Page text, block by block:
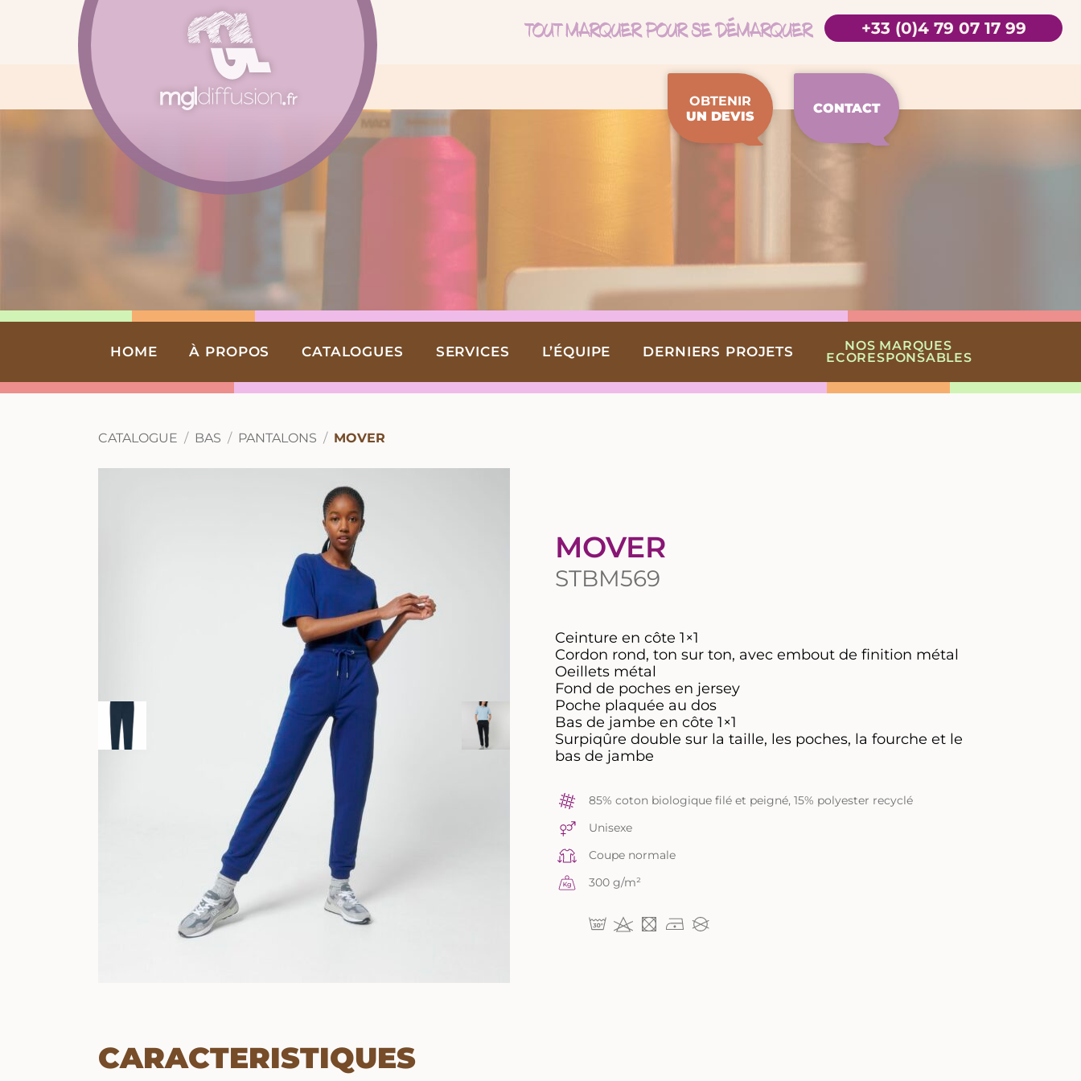
+33 (0)4 79 07 17 99
OBTENIR
UN DEVIS
CONTACT
HOME À PROPOS CATALOGUES SERVICES L’ÉQUIPE DERNIERS PROJETS NOS MARQUES
ECORESPONSABLES
CATALOGUE BAS PANTALONS MOVER
MOVER
STBM569
Ceinture en côte 1×1
Cordon rond, ton sur ton, avec embout de finition métal
Oeillets métal
Fond de poches en jersey
Poche plaquée au dos
Bas de jambe en côte 1×1
Surpiqûre double sur la taille, les poches, la fourche et le
bas de jambe
85% coton biologique filé et peigné, 15% polyester recyclé
Unisexe
Coupe normale
300 g/m²
CARACTERISTIQUES